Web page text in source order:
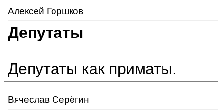
Алексей Горшков
Депутаты
Депутаты как приматы.
Вячеслав Серёгин